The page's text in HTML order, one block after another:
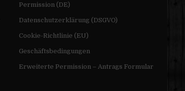
Permission (DE)
Datenschutzerklärung (DSGVO)
Cookie-Richtlinie (EU)
Geschäftsbedingungen
Erweiterte Permission – Antrags Formular